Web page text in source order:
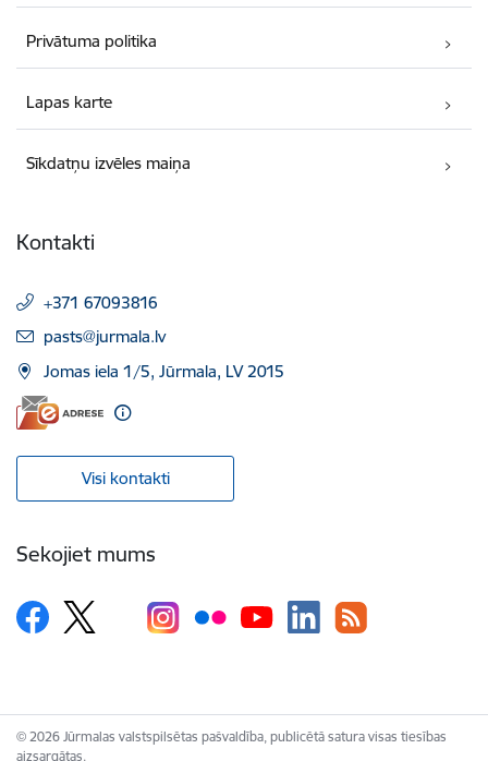
Privātuma politika
Lapas karte
Sīkdatņu izvēles maiņa
Kontakti
+371 67093816
E-pasts:
pasts@jurmala.lv
Jomas iela 1/5, Jūrmala, LV 2015
Visi kontakti
Sekojiet mums
© 2026 Jūrmalas valstspilsētas pašvaldība, publicētā satura visas tiesības
aizsargātas.